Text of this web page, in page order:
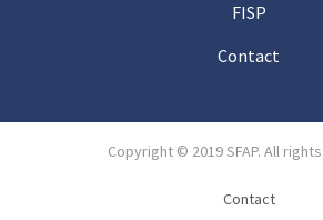
FISP
Contact
Copyright © 2019 SFAP. All
Contact